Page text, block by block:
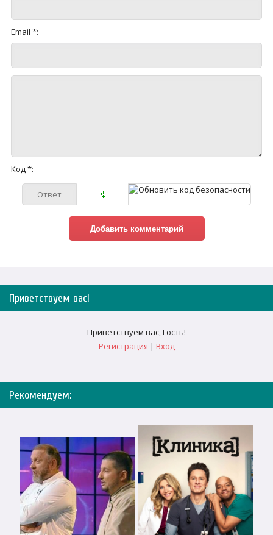
Email *:
Код *:
Приветствуем вас!
Приветствуем вас,Гость!
Регистрация | Вход
Рекомендуем: